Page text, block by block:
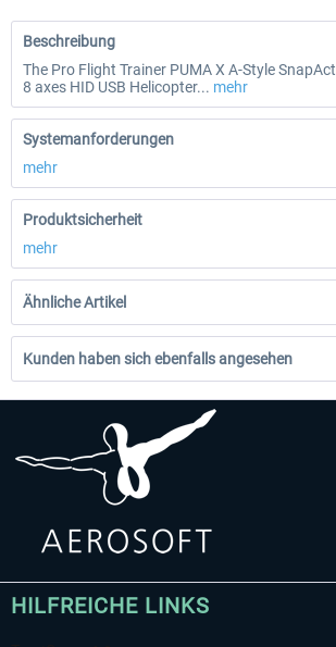
Beschreibung
The Pro Flight Trainer PUMA X A-Style
8 axes HID USB Helicopter... mehr
Systemanforderungen
mehr
Produktsicherheit
mehr
Ähnliche Artikel
Kunden haben sich ebenfalls angesehen
HILFREICHE LINKS